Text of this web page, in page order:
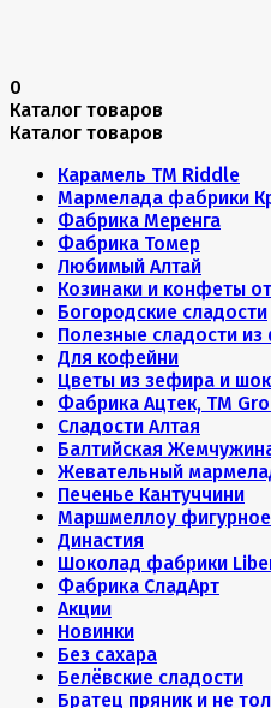
0
Каталог товаров
Каталог товаров
Карамель ТМ Riddle
Мармелада фабрики
Фабрика Меренга
Фабрика Томер
Любимый Алтай
Козинаки и конфеты
Богородские сладости
Полезные сладости
Для кофейни
Цветы из зефира и
Фабрика Ацтек, ТМ
Сладости Алтая
Балтийская
Жевательный
Печенье Кантуччини
Маршмеллоу фигурное
Династия
Шоколад фабрики
Фабрика СладАрт
Акции
Новинки
Без сахара
Белёвские сладости
Братец пряник и не